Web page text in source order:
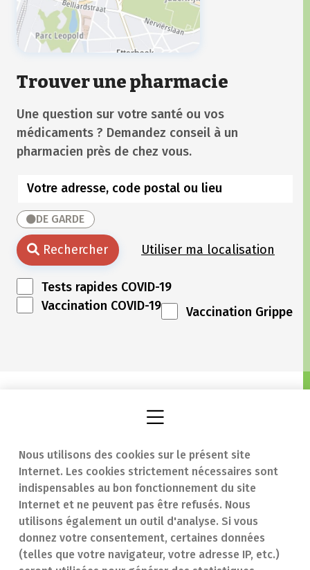
Nous utilisons des cookies sur le présent site
Internet. Les cookies strictement nécessaires sont
indispensables au bon fonctionnement du site
Internet et ne peuvent pas être refusés. Nous
utilisons également un outil d'analyse. Si vous
donnez votre consentement, certaines données
(telles que votre navigateur, votre adresse IP, etc.)
Trouver une pharmacie
Une question sur votre santé ou vos
médicaments ? Demandez conseil à un
pharmacien près de chez vous.
DE GARDE
Rechercher Utiliser ma localisation
Tests rapides COVID-19
Vaccination COVID-19
Vaccination Grippe
Trouver une
pharmacie
Notre expertise
Maladies
En cas d'urgence
Contact
Questions
fréquentes (FAQ)